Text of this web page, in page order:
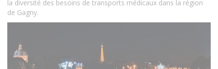
la diversité des besoins de transports médicaux dans la région
de Gagny.